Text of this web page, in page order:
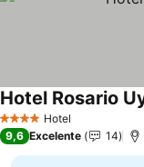
4 EstrellasHotel
Hotel Rosario
9,6 Excelente 14